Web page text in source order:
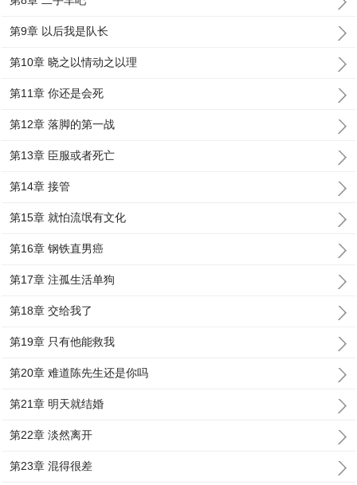
第9章 以后我是队长
第10章 晓之以情动之以理
第11章 你还是会死
第12章 落脚的第一战
第13章 臣服或者死亡
第14章 接管
第15章 就怕流氓有文化
第16章 钢铁直男癌
第17章 注孤生活单狗
第18章 交给我了
第19章 只有他能救我
第20章 难道陈先生还是你吗
第21章 明天就结婚
第22章 淡然离开
第23章 混得很差